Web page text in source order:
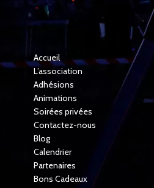
Accueil
L’association
Adhésions
Animations
Soirées privées
Contactez-nous
Blog
Calendrier
Partenaires
Bons Cadeaux